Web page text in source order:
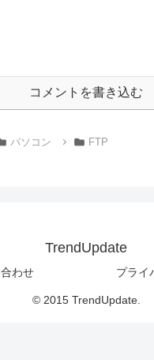
コメントを書き込む
パソコン FTP
TrendUpdate
わせ プライ
© 2015 TrendUpdate.